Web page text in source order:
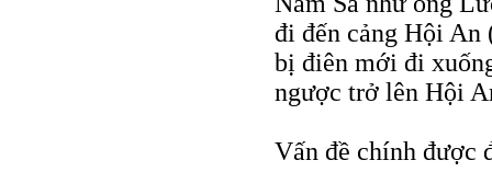
đi đến cảng Hội An
bị điên mới đi
ngược trở lên Hội
Vấn đề chính được